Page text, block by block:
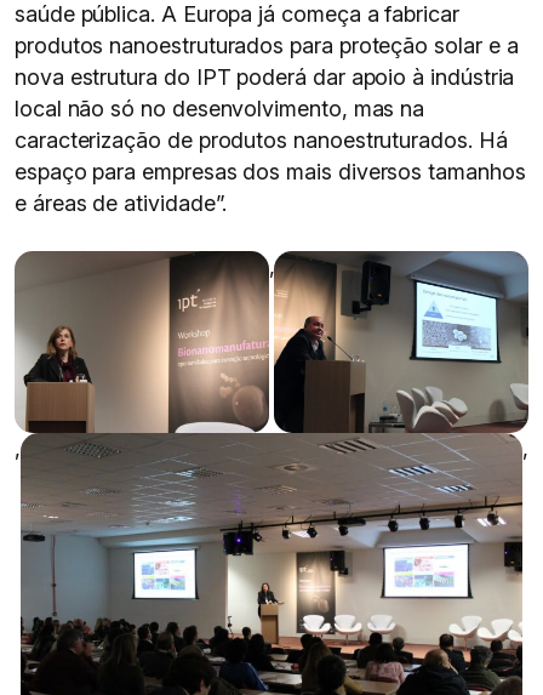
saúde pública. A Europa já começa a fabricar
produtos nanoestruturados para proteção solar e a
nova estrutura do IPT poderá dar apoio à indústria
local não só no desenvolvimento, mas na
caracterização de produtos nanoestruturados. Há
espaço para empresas dos mais diversos tamanhos
e áreas de atividade”.
,
, ,